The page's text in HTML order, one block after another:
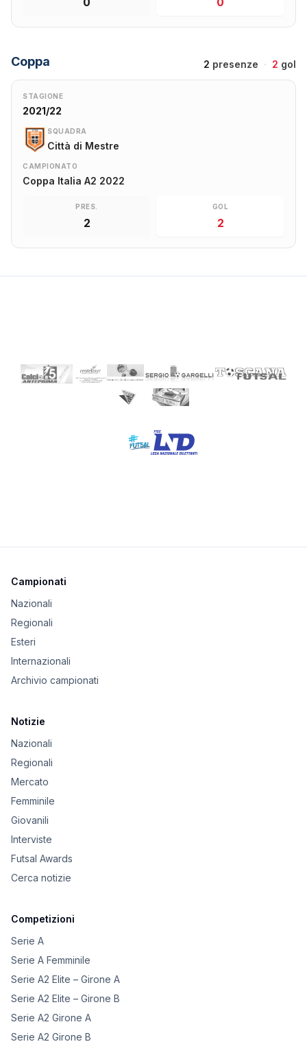
Coppa 2 presenze · 2 gol
STAGIONE
2021/22
SQUADRA
Città di Mestre
CAMPIONATO
Coppa Italia A2 2022
PRES.
2
GOL
2
Campionati
Nazionali
Regionali
Esteri
Internazionali
Archivio campionati
Notizie
Nazionali
Regionali
Mercato
Femminile
Giovanili
Interviste
Futsal Awards
Cerca notizie
Competizioni
Serie A
Serie A Femminile
Serie A2 Elite – Girone A
Serie A2 Elite – Girone B
Serie A2 Girone A
Serie A2 Girone B